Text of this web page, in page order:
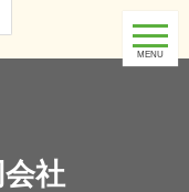
社